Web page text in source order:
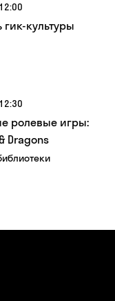
гик-культуры
ролевые игры:
Dragons